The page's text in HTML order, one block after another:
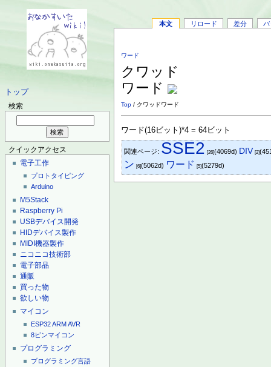
トップ
検索
クイックアクセス
電子工作
プロトタイピング
Arduino
M5Stack
Raspberry Pi
USBデバイス開発
HIDデバイス製作
MIDI機器製作
ニコニコ技術部
電子部品
通販
買った物
欲しい物
マイコン
ESP32ARMAVR
8ピンマイコン
プログラミング
プログラミング言語
本文 リロード 差分 バ
ワード
クワッド
ワード
Top / クワッドワード
ワード(16ビット)*4 = 64ビット
関連ページ: SSE2 [26](4069d) DIV [2]
ン [6](5062d) ワード [5](5279d)